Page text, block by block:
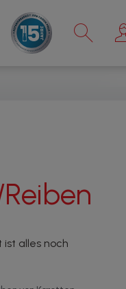
×
alles noch